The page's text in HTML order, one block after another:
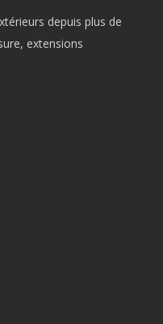
depuis plus de
extensions